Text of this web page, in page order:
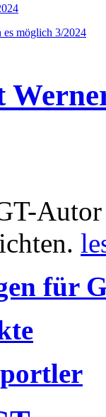
es möglich 3/2024
für